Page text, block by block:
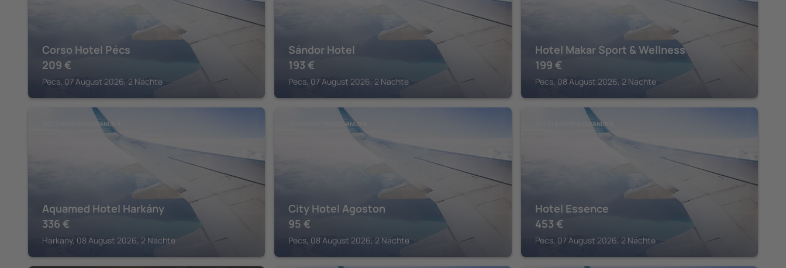
Corso Hotel Pécs
209 €
Pecs, 07 August 2026, 2 Nächte
Sándor Hotel
193 €
Pecs, 07 August 2026, 2 Nächte
Hotel Makar Sport & Wellness
199 €
Pecs, 08 August 2026, 2 Nächte
SOUTHERN TRANSDANUBIA
Aquamed Hotel Harkány
336 €
Harkany, 08 August 2026, 2 Nächte
SOUTHERN TRANSDANUBIA
City Hotel Agoston
95 €
Pecs, 08 August 2026, 2 Nächte
SOUTHERN TRANSDANUBIA
Hotel Essence
453 €
Pecs, 07 August 2026, 2 Nächte